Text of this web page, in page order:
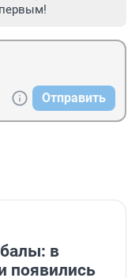
Отправить
в
появились